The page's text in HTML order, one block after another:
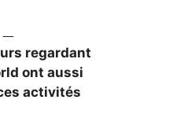
regardant
ont aussi
activités